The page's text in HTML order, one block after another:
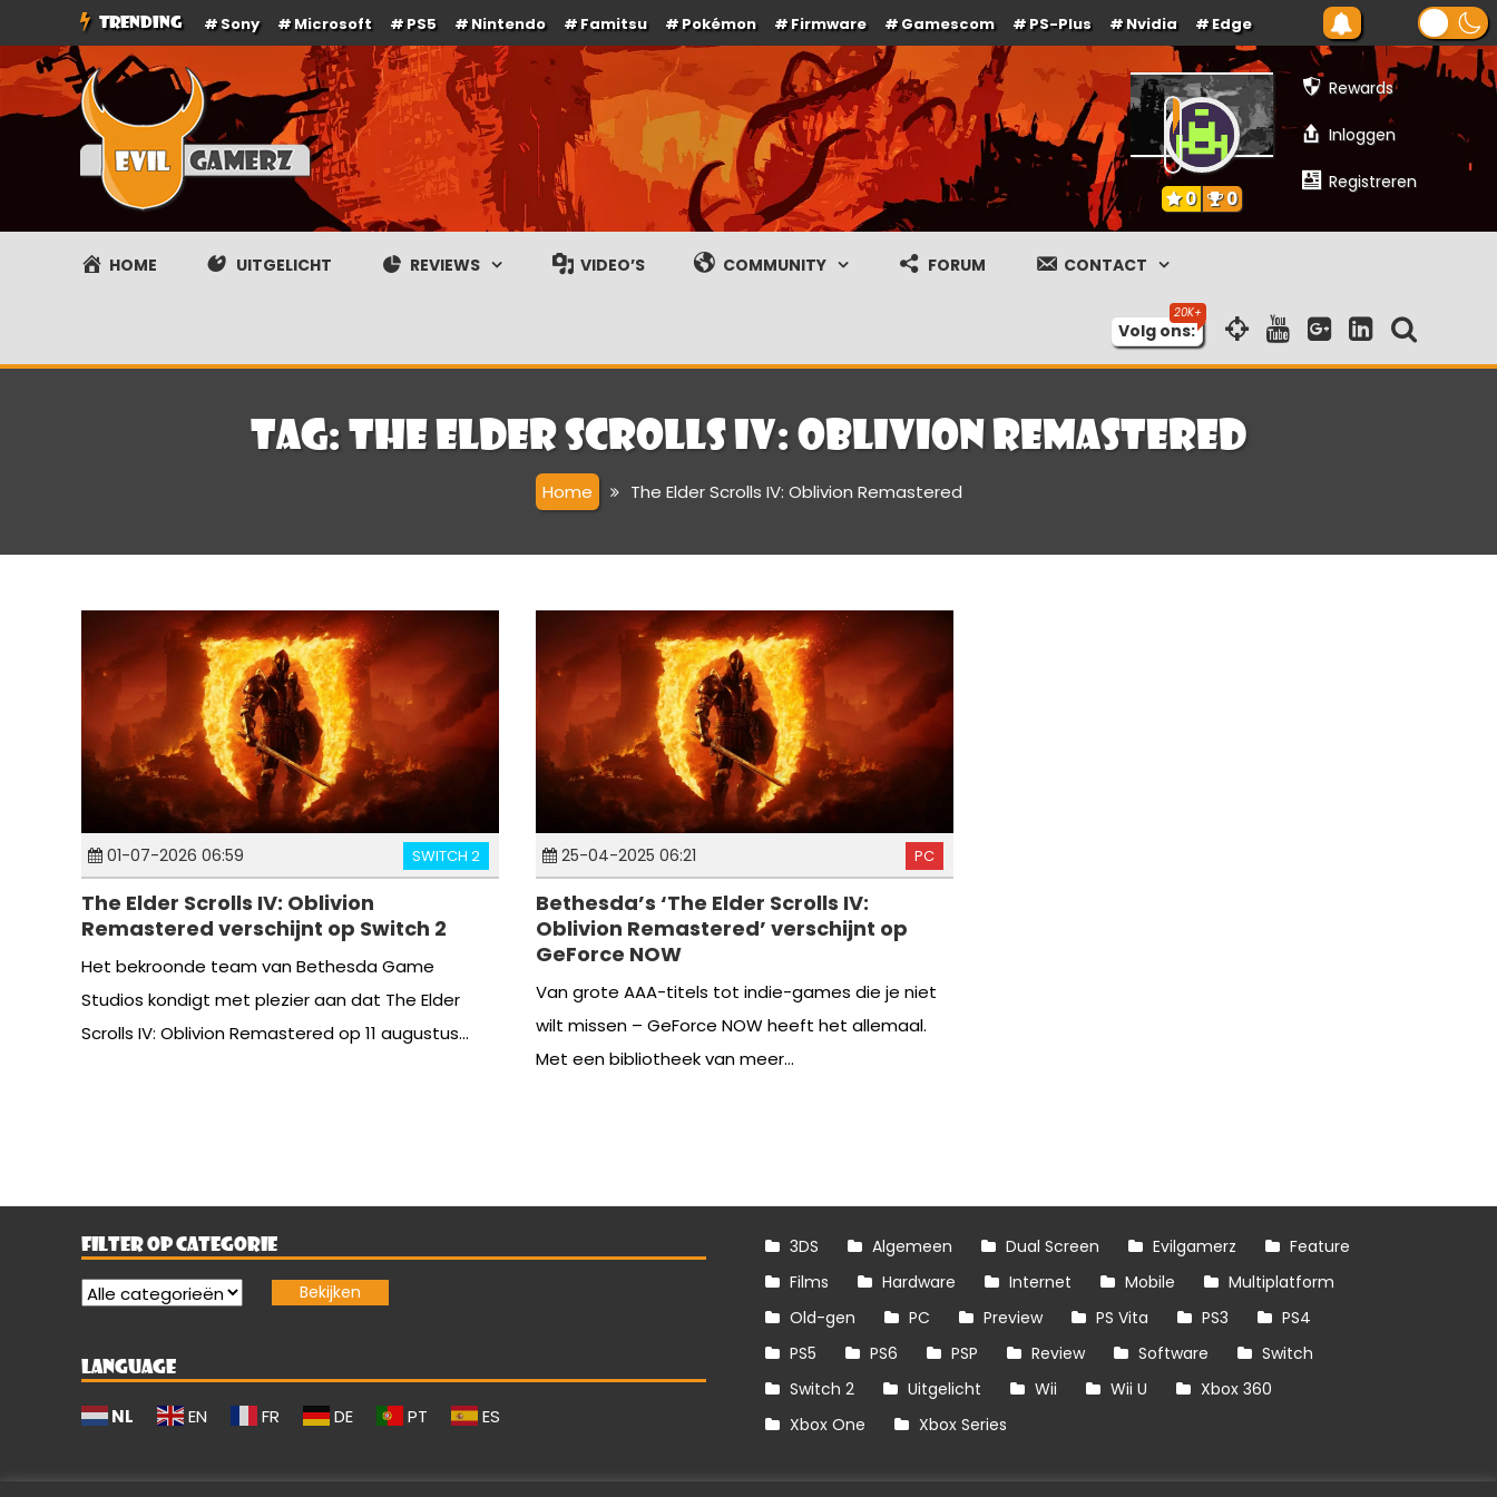
naar
de
TRENDING Sony Microsoft PS5 Nintendo Famitsu Pokémon Firmware Gamescom PS-Plus Nvidia Edge
Evilgamerz
Het meest interessante game nieuws, reviews, coverage en gameplay streams
Rewards
Inloggen
Registreren
0 0
HOME UITGELICHT REVIEWS VIDEO’S COMMUNITY FORUM CONTACT
Volg ons:
Tag: The Elder Scrolls IV: Oblivion Remastered
Home The Elder Scrolls IV: Oblivion Remastered
01-07-2026 06:59 SWITCH 2
The Elder Scrolls IV: Oblivion
Remastered verschijnt op Switch 2
Het bekroonde team van Bethesda Game
Studios kondigt met plezier aan dat The Elder
Scrolls IV: Oblivion Remastered op 11 augustus...
25-04-2025 06:21 PC
Bethesda’s ‘The Elder Scrolls IV:
Oblivion Remastered’ verschijnt op
GeForce NOW
Van grote AAA-titels tot indie-games die je niet
wilt missen – GeForce NOW heeft het allemaal.
Met een bibliotheek van meer...
FILTER OP CATEGORIE
LANGUAGE
NL EN FR DE PT ES
3DS Algemeen Dual Screen Evilgamerz
Feature
Films
Hardware Internet Mobile
Multiplatform
Old-gen
PC Preview PS Vita PS3
PS4
PS5
PS6 PSP Review Software
Switch
Switch 2
Uitgelicht Wii Wii U
Xbox 360
Xbox One
Xbox Series